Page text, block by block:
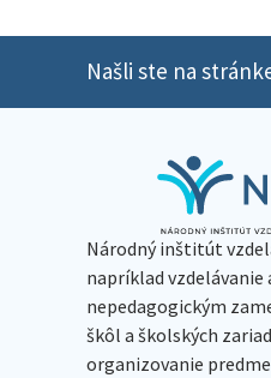
Našli ste na
Národný inštitút
napríklad vzdelávanie
nepedagogickým
škôl a školských
organizovanie